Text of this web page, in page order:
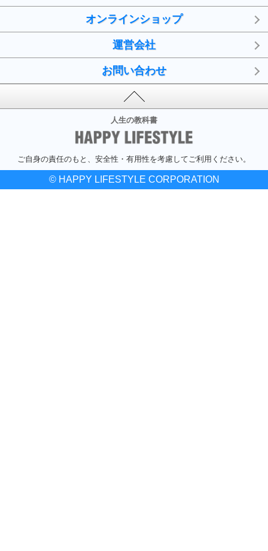
オンラインショップ
運営会社
お問い合わせ
人生の教科書
ご自身の責任のもと、安全性・有用性を考慮してご利用ください。
© HAPPY LIFESTYLE CORPORATION